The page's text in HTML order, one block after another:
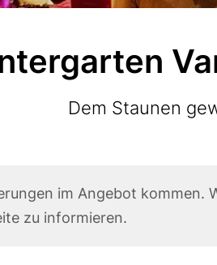
Untertitel
Dem Staunen
im Angebot kommen.
zu informieren.